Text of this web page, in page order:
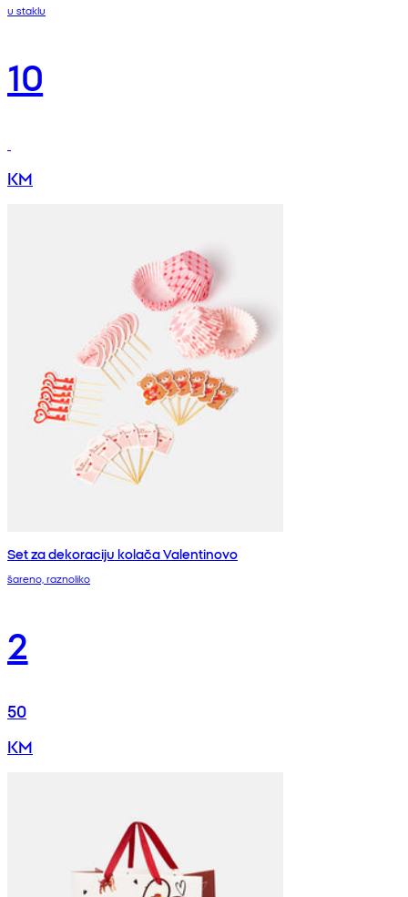
u staklu
10
KM
Set za dekoraciju kolača Valentinovo
šareno, raznoliko
2
50
KM